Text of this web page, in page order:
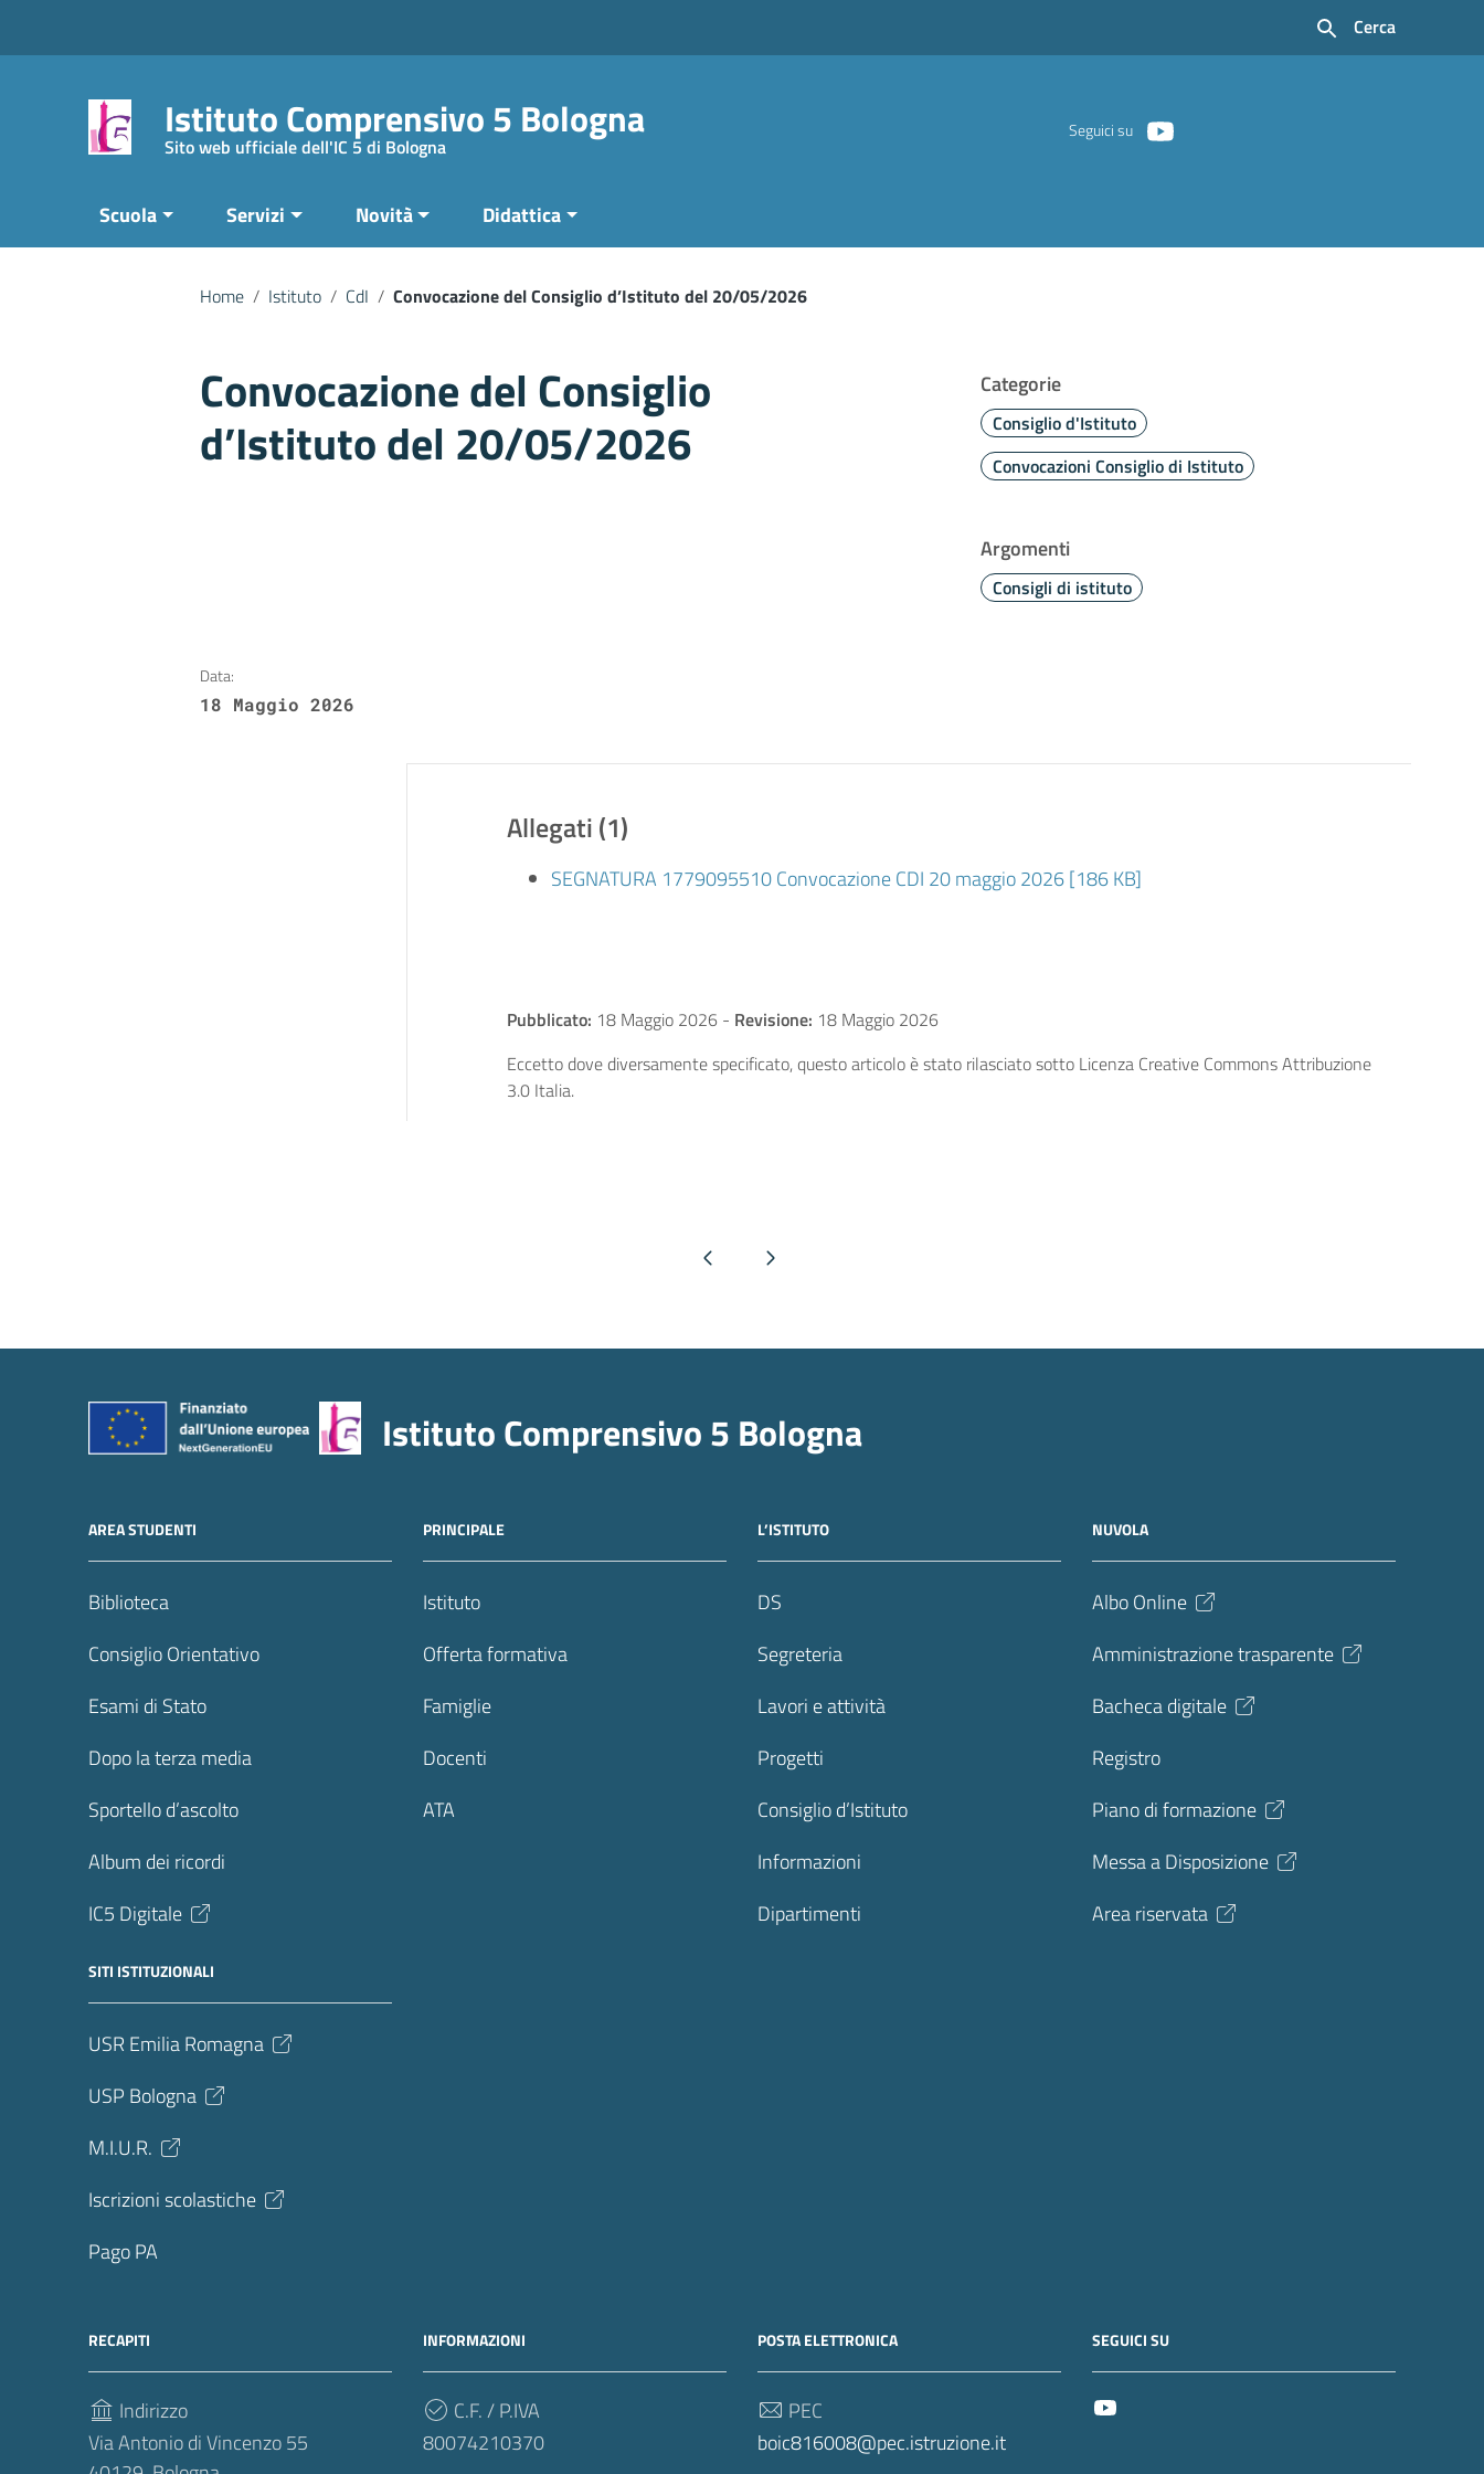
Cerca
Istituto Comprensivo 5 Bologna
Sito web ufficiale dell'IC 5 di Bologna
Seguici su
Scuola Servizi Novità Didattica
Home / Istituto / CdI / Convocazione del Consiglio d’Istituto del 20/05/2026
Convocazione del Consiglio
d’Istituto del 20/05/2026
Categorie
Consiglio d'Istituto
Convocazioni Consiglio di Istituto
Argomenti
Consigli di istituto
Data:
18 Maggio 2026
Allegati (1)
SEGNATURA 1779095510 Convocazione CDI 20 maggio 2026 [186 KB]
Pubblicato: 18 Maggio 2026 - Revisione: 18 Maggio 2026
Eccetto dove diversamente specificato, questo articolo è stato rilasciato sotto Licenza Creative Commons Attribuzione
3.0 Italia.
Pagina precedentePagina successiva
Istituto Comprensivo 5 Bologna
AREA STUDENTI
Biblioteca
Consiglio Orientativo
Esami di Stato
Dopo la terza media
Sportello d’ascolto
Album dei ricordi
IC5 Digitale
PRINCIPALE
Istituto
Offerta formativa
Famiglie
Docenti
ATA
L’ISTITUTO
DS
Segreteria
Lavori e attività
Progetti
Consiglio d’Istituto
Informazioni
Dipartimenti
NUVOLA
Albo Online
Amministrazione trasparente
Bacheca digitale
Registro
Piano di formazione
Messa a Disposizione
Area riservata
SITI ISTITUZIONALI
USR Emilia Romagna
USP Bologna
M.I.U.R.
Iscrizioni scolastiche
Pago PA
RECAPITI
Indirizzo
Via Antonio di Vincenzo 55
INFORMAZIONI
C.F. / P.IVA
80074210370
POSTA ELETTRONICA
PEC
boic816008@pec.istruzione.it
SEGUICI SU